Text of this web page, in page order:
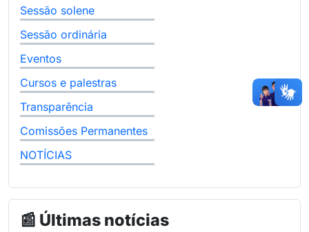
Sessão solene
Sessão ordinária
Eventos
Cursos e palestras
Transparência
Comissões Permanentes
NOTÍCIAS
📰 Últimas notícias